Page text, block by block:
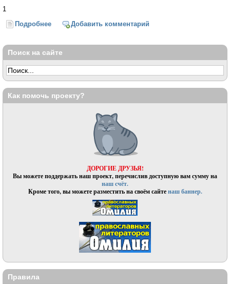
1
Подробнее о Питер. Только по любви
Добавить комментарий
Поиск на сайте
Как помочь проекту?
ДОРОГИЕ ДРУЗЬЯ!
Вы можете поддержать наш проект, перечислив доступную вам сумму на
наш счёт.
Кроме того, вы можете разместить на своём сайтенаш баннер.
Правила